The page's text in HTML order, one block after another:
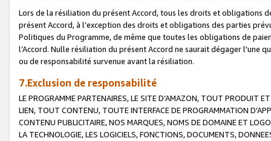
Lors de la résiliation du présent Accord, tous les droits et obligations
présent Accord, à l’exception des droits et obligations des parties
Politiques du Programme, de même que toutes les obligations de
l’Accord. Nulle résiliation du présent Accord ne saurait dégager l'une
ou de responsabilité survenue avant la résiliation.
7.Exclusion de responsabilité
LE PROGRAMME PARTENAIRES, LE SITE D’AMAZON, TOUT PRODUIT
LIEN, TOUT CONTENU, TOUTE INTERFACE DE PROGRAMMATION
CONTENU PUBLICITAIRE, NOS MARQUES, NOMS DE DOMAINE ET
LA TECHNOLOGIE, LES LOGICIELS, FONCTIONS, DOCUMENTS,